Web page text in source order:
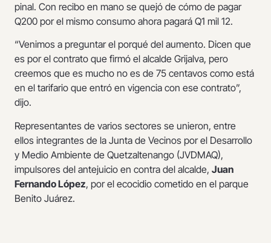
pinal. Con recibo en mano se quejó de cómo de pagar
Q200 por el mismo consumo ahora pagará Q1 mil 12.
“Venimos a preguntar el porqué del aumento. Dicen que
es por el contrato que firmó el alcalde Grijalva, pero
creemos que es mucho no es de 75 centavos como está
en el tarifario que entró en vigencia con ese contrato”,
dijo.
Representantes de varios sectores se unieron, entre
ellos integrantes de la Junta de Vecinos por el Desarrollo
y Medio Ambiente de Quetzaltenango (JVDMAQ),
impulsores del antejuicio en contra del alcalde, Juan
Fernando López, por el ecocidio cometido en el parque
Benito Juárez.